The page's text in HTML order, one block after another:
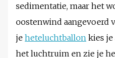
sedimentatie, maar het
oostenwind aangevoerd
je heteluchtballon kies je
het luchtruim en zie je